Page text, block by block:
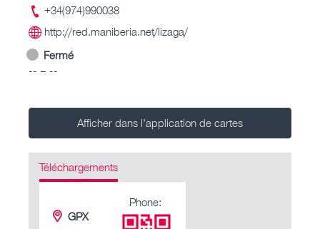
+34(974)990038
http://red.maniberia.net/lizaga/
Fermé
-- – --
Afficher dans l’application de cartes
Téléchargements
GPX
Phone: